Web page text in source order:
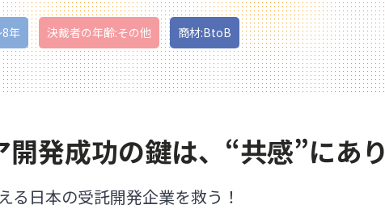
年 決裁者の年齢:その他 商材:BtoB
発成功の鍵は、“共感”にあり
る日本の受託開発企業を救う！